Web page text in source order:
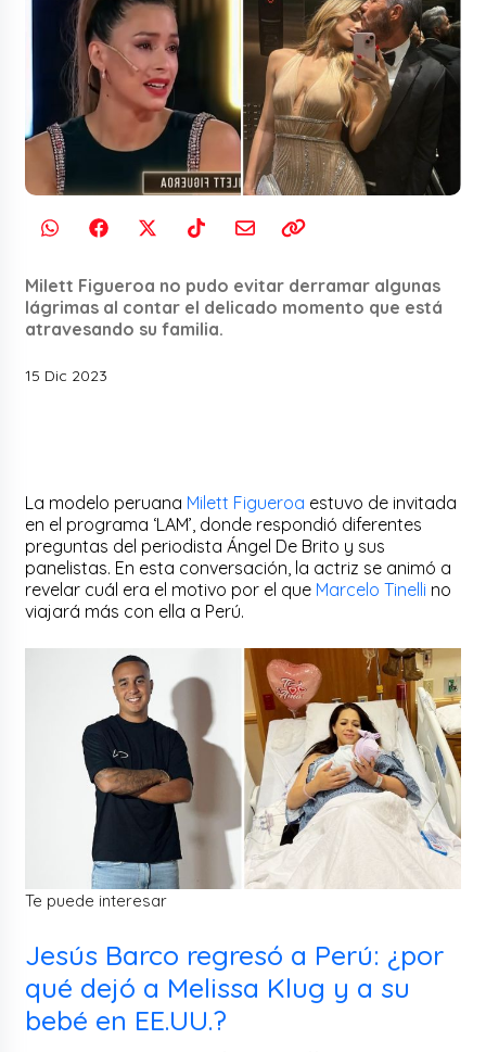
Milett Figueroa no pudo evitar derramar algunas
lágrimas al contar el delicado momento que está
atravesando su familia.
15 Dic 2023
La modelo peruana Milett Figueroa estuvo de invitada
en el programa ‘LAM’, donde respondió diferentes
preguntas del periodista Ángel De Brito y sus
panelistas. En esta conversación, la actriz se animó a
revelar cuál era el motivo por el que Marcelo Tinelli no
viajará más con ella a Perú.
Te puede interesar
Jesús Barco regresó a Perú: ¿por
qué dejó a Melissa Klug y a su
bebé en EE.UU.?